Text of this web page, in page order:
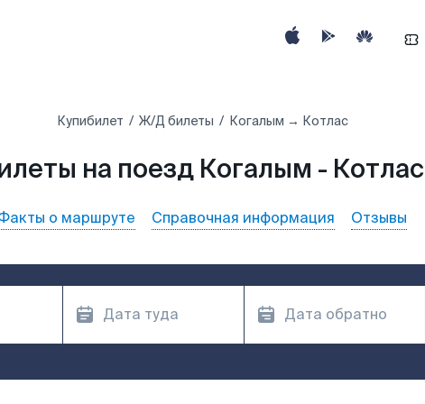
Купибилет Ж/Д билеты Когалым → Котлас
на поезд Когалым - Котлас
о маршруте Справочная информация Отзывы